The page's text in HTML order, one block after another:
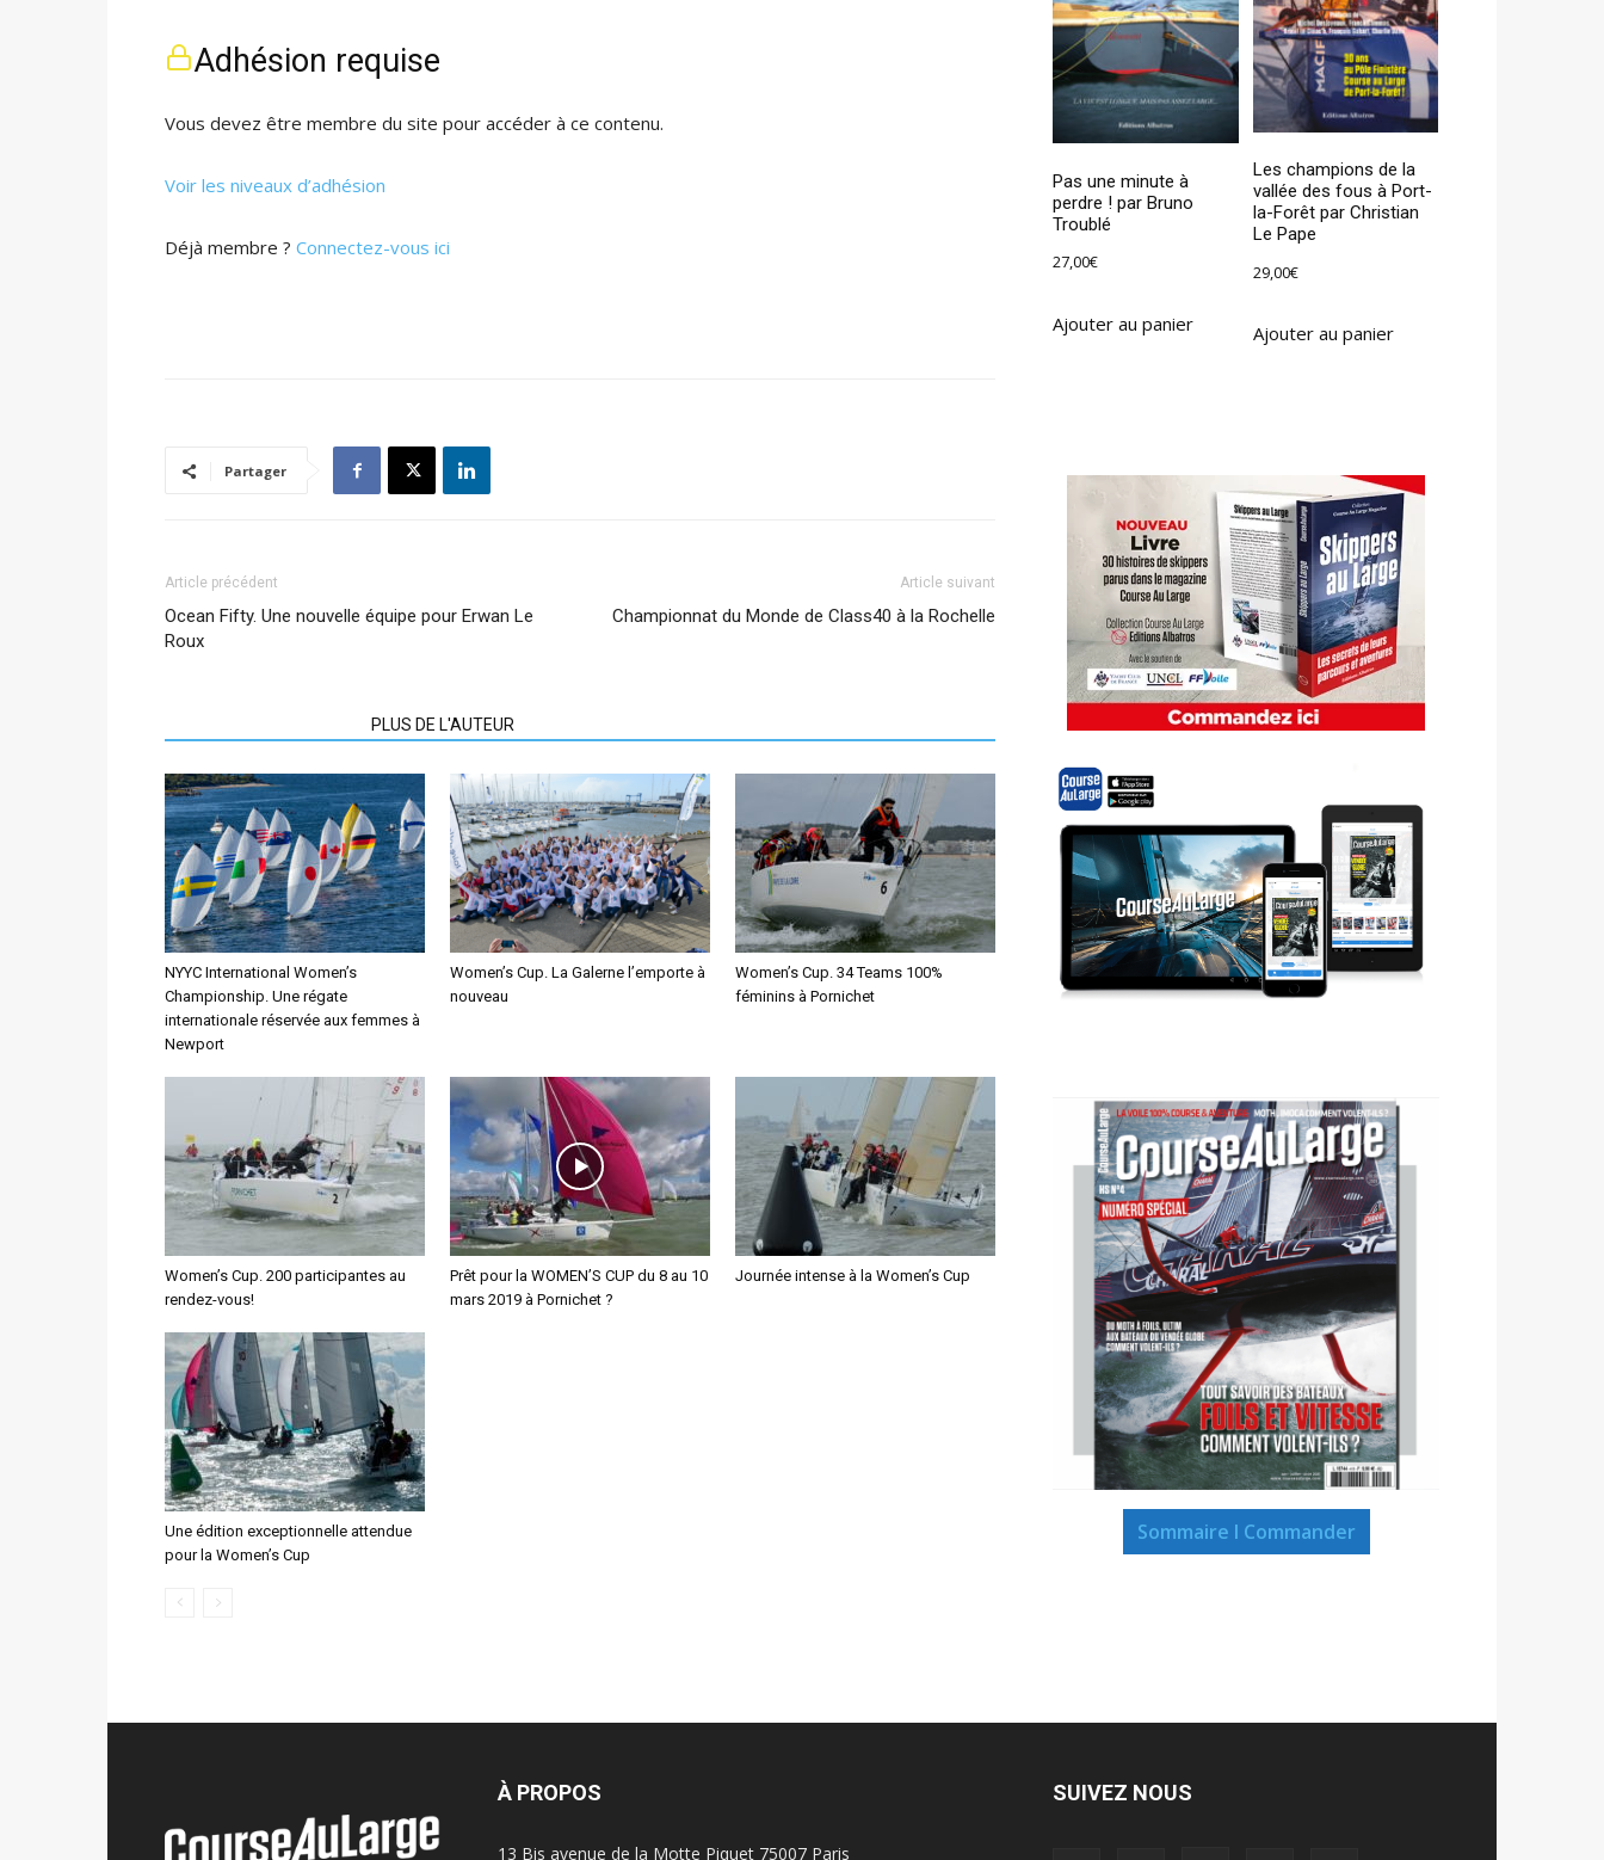
Adhésion requise
Vous devez être membre du site pour accéder à ce contenu.
Voir les niveaux d’adhésion
Déjà membre ? Connectez-vous ici
Partager
Article précédent
Ocean Fifty. Une nouvelle équipe pour Erwan Le
Roux
Article suivant
Championnat du Monde de Class40 à la Rochelle
PLUS DE L'AUTEUR
NYYC International Women’s
Championship. Une régate
internationale réservée aux femmes à
Newport
Women’s Cup. La Galerne l’emporte à
nouveau
Women’s Cup. 34 Teams 100%
féminins à Pornichet
Women’s Cup. 200 participantes au
rendez-vous!
Prêt pour la WOMEN’S CUP du 8 au 10
mars 2019 à Pornichet ?
Journée intense à la Women’s Cup
Une édition exceptionnelle attendue
pour la Women’s Cup
Pas une minute à
perdre ! par Bruno
Troublé
27,00€
Ajouter au panier
Les champions de la
vallée des fous à Port-
la-Forêt par Christian
Le Pape
29,00€
Ajouter au panier
Sommaire I Commander
À PROPOS
13 Bis avenue de la Motte Piquet 75007 Paris
SUIVEZ NOUS